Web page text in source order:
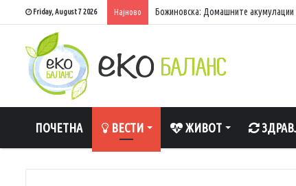
Friday, August 7 2026 Најново Божиновска: Домашните акумулации
ПОЧЕТНА ВЕСТИ ЖИВОТ